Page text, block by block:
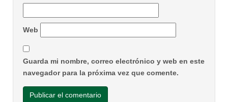
Web
Guarda mi nombre, correo electrónico y web en este
navegador para la próxima vez que comente.